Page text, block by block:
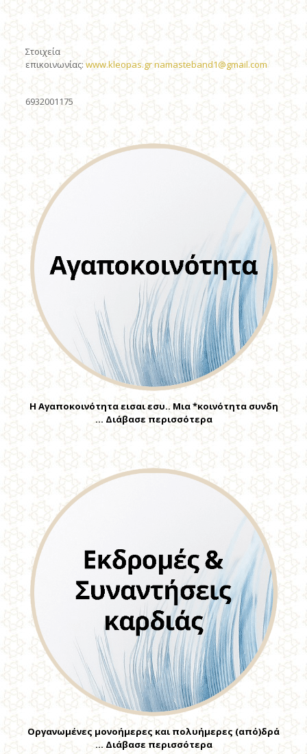
Στοιχεία
επικοινωνίας: www.kleopas.grnamasteband1@gmail.com
6932001175
Η Αγαποκοινότητα εισαι εσυ.. Μια *κοινότητα συνδη
… Διάβασε περισσότερα
Οργανωμένες μονοήμερες και πολυήμερες (από)δρά
… Διάβασε περισσότερα